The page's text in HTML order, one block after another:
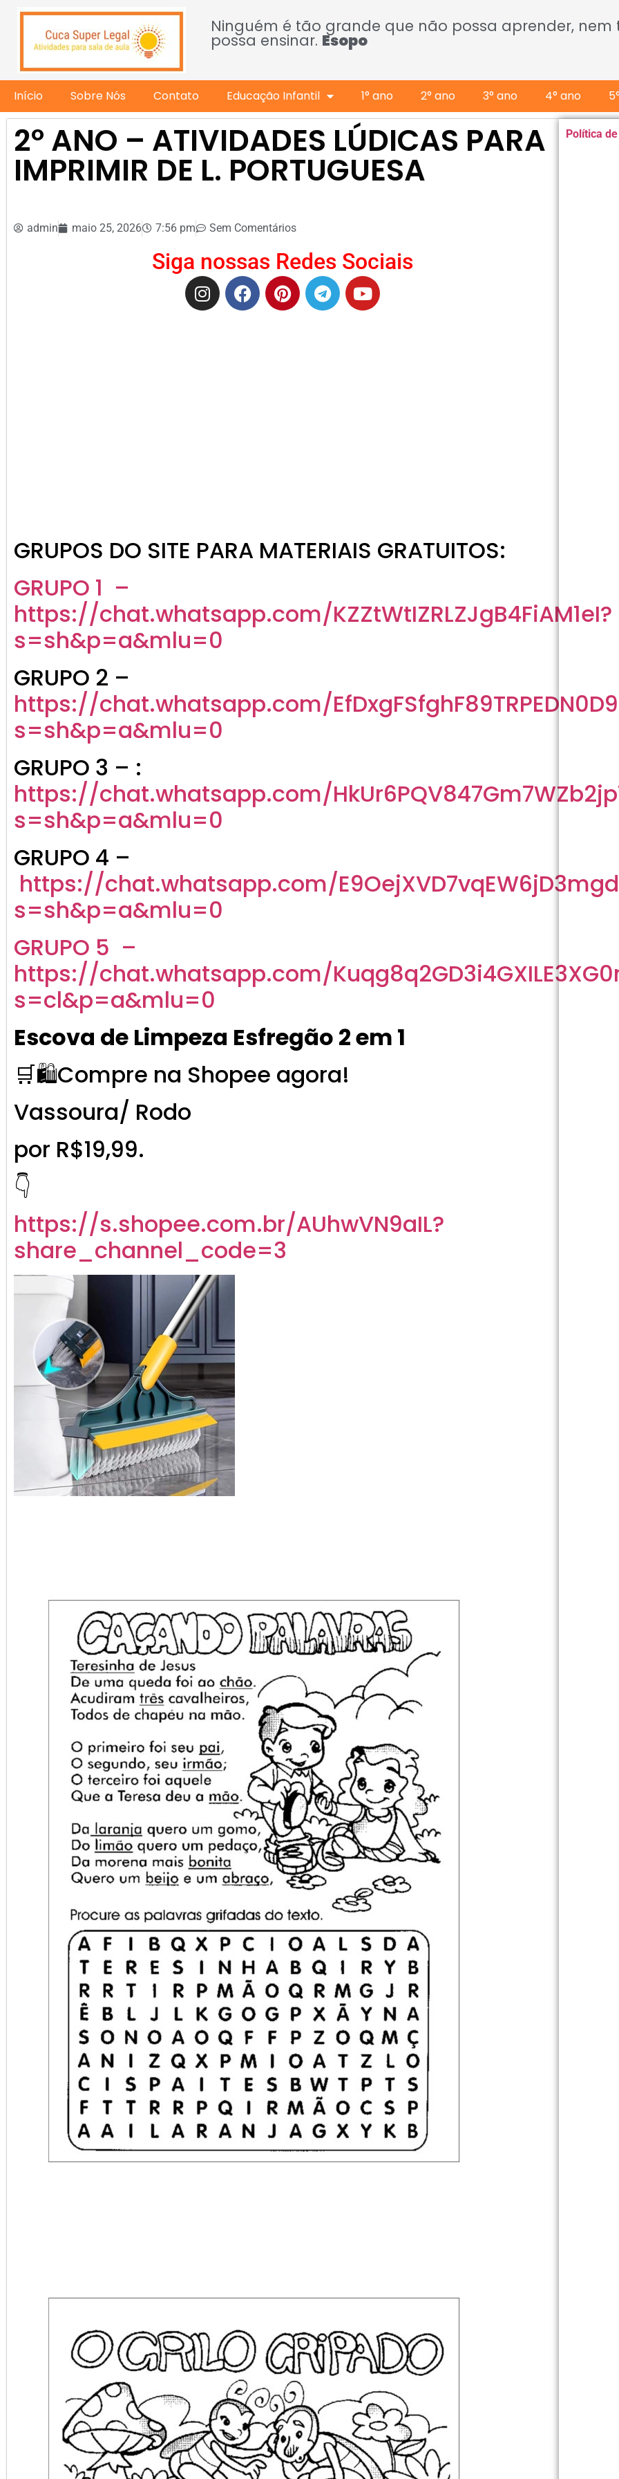
Ninguém é tão grande que não possa aprender,
possa ensinar. Esopo
Início Sobre Nós Contato Educação Infantil 1° ano 2° ano 3° ano 4° ano
2º ANO – ATIVIDADES LÚDICAS PARA
IMPRIMIR DE L. PORTUGUESA
admin maio 25, 2026 7:56 pm Sem Comentários
Siga nossas Redes Sociais
GRUPOS DO SITE PARA MATERIAIS GRATUITOS:
GRUPO 1 –
https://chat.whatsapp.com/KZZtWtIZRLZJgB4FiAM1eI?
s=sh&p=a&mlu=0
GRUPO 2 –
https://chat.whatsapp.com/
s=sh&p=a&mlu=0
GRUPO 3 – :
https://chat.whatsapp.com/
s=sh&p=a&mlu=0
GRUPO 4 –
https://chat.whatsapp.com/
s=sh&p=a&mlu=0
GRUPO 5 –
https://chat.whatsapp.com/
s=cl&p=a&mlu=0
Escova de Limpeza Esfregão 2 em 1
🛒🛍️Compre na Shopee agora!
Vassoura/ Rodo
por R$19,99.
👇
https://s.shopee.com.br/AUhwVN9aIL?
share_channel_code=3
Política